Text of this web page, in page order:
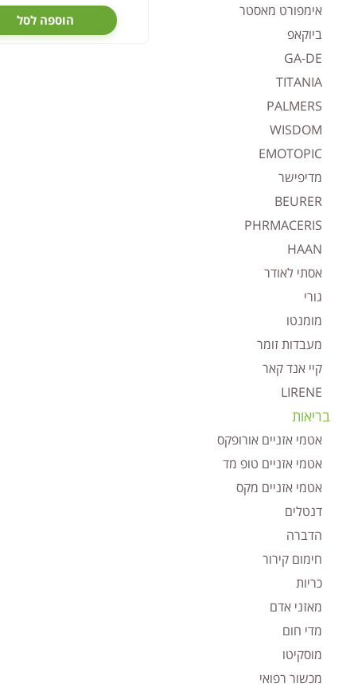
אימפורט מאסטר
ביוקאפ
GA-DE
TITANIA
PALMERS
WISDOM
EMOTOPIC
מדיפישר
BEURER
PHRMACERIS
HAAN
אסתי לאודר
גורי
מומנטו
מעבדות זומר
קיי אנד קאר
LIRENE
בריאות
אטמי אזניים אורופקס
אטמי אזניים טופ מד
אטמי אזניים מקס
דנטלים
הדברה
חימום קירור
כריות
מאזני אדם
מדי חום
מוסקיטו
מכשור רפואי
הוספה לסל